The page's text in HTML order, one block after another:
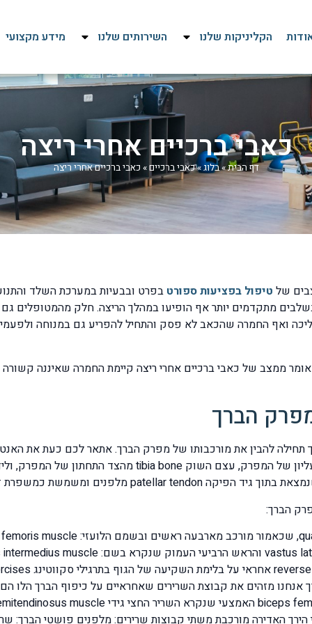
הקליניקות שלנו השירותים שלנו מידע מקצועי
כאבי ברכיים אחרי ריצה
דף הבית»בלוג»כאבי ברכיים» כאבי ברכיים אחרי ריצה
של טיפול בפציעות ספורט בפרט ובבעיות במערכת השלד
מתקדמים יותר אף הופיעו במהלך הריצה. חלק מהמטופלים
ואף החמרה שהכאב לא פסק והתחיל להפריע גם במנוחה
ממצב של כאבי ברכיים אחרי ריצה קיימת החמרה שאיננה
הברך
תחילה להבין את מורכבותו של מפרק הברך. אתאר לכם כעת את
הברך: